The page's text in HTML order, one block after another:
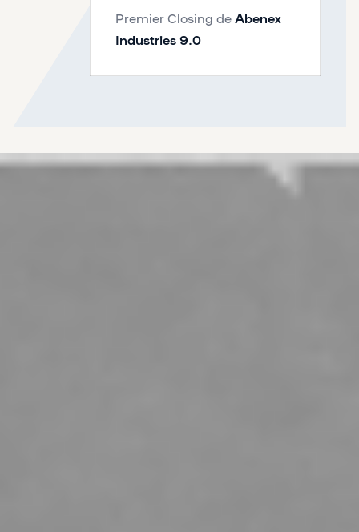
Premier Closing deAbenex
Industries 9.0